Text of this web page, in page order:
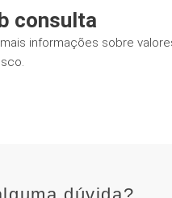
consulta
mais informações sobre